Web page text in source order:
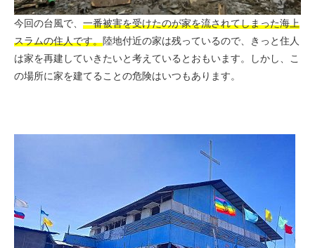
今回の台風で、 一番被害を受けたのが家を流されてしまった海上
スラムの住人です。陸地付近の家は残っているので、きっと住人
は家を再建していきたいと考えているとおもいます。しかし、こ
の場所に家を建てることの危険はいつもあります。